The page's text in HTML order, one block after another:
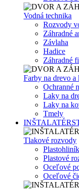
Vodná technika
Rozvody
Záhradné
Závlaha
Hadice
Záhradné
Farby na drevo a
Ochranné
Laky na
Laky na
Tmely
Tlakové rozvody
Plastové
Oceľové
Oceľové